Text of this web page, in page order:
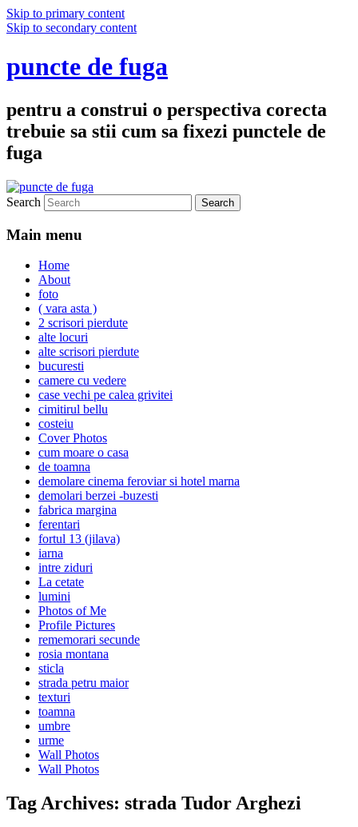
Skip to primary content
Skip to secondary content
puncte de fuga
pentru a construi o perspectiva corecta
trebuie sa stii cum sa fixezi punctele de
fuga
Search
Main menu
Home
About
foto
( vara asta )
2 scrisori pierdute
alte locuri
alte scrisori pierdute
bucuresti
camere cu vedere
case vechi pe calea grivitei
cimitirul bellu
costeiu
Cover Photos
cum moare o casa
de toamna
demolare cinema feroviar si hotel marna
demolari berzei -buzesti
fabrica margina
ferentari
fortul 13 (jilava)
iarna
intre ziduri
La cetate
lumini
Photos of Me
Profile Pictures
rememorari secunde
rosia montana
sticla
strada petru maior
texturi
toamna
umbre
urme
Wall Photos
Wall Photos
Tag Archives: strada Tudor Arghezi